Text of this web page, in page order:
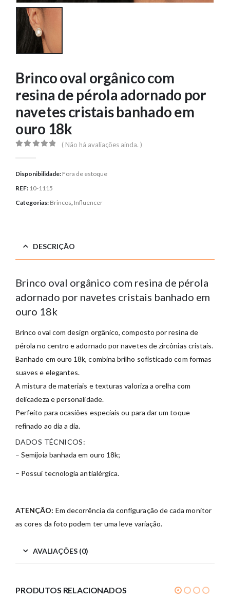
Brinco oval orgânico com
resina de pérola adornado por
navetes cristais banhado em
ouro 18k
( Não há avaliações ainda. )
Disponibilidade: Fora de estoque
REF: 10-1115
Categorias: Brincos Influencer
DESCRIÇÃO
Brinco oval orgânico com resina de pérola
adornado por navetes cristais banhado em
ouro 18k
Brinco oval com design orgânico, composto por resina de
pérola no centro e adornado por navetes de zircônias cristais.
Banhado em ouro 18k, combina brilho sofisticado com formas
suaves e elegantes.
A mistura de materiais e texturas valoriza a orelha com
delicadeza e personalidade.
Perfeito para ocasiões especiais ou para dar um toque
refinado ao dia a dia.
DADOS TÉCNICOS:
– Semijoia banhada em ouro 18k;
– Possui tecnologia antialérgica.
ATENÇÃO: Em decorrência da configuração de cada monitor
as cores da foto podem ter uma leve variação.
AVALIAÇÕES (0)
PRODUTOS RELACIONADOS